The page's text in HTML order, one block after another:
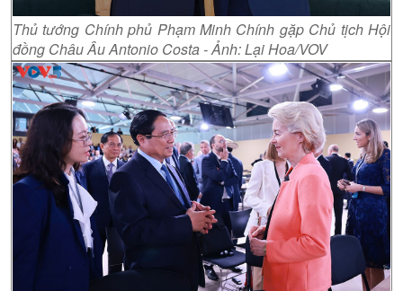
Thủ tướng Chính phủ Phạm Minh Chính gặp Chủ tịch Hội
đồng Châu Âu Antonio Costa - Ảnh: Lại Hoa/VOV